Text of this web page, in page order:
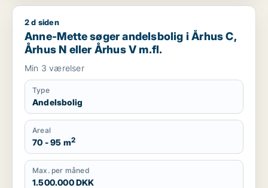
Anne-Mette søger andelsbolig i Århus C, Århus N eller Århus
2 d siden
Anne-Mette søger andelsbolig i Århus C,
Århus N eller Århus V m.fl.
Min 3 værelser
Type
Andelsbolig
Areal
70 - 95 m2
Max. per måned
1.500.000 DKK